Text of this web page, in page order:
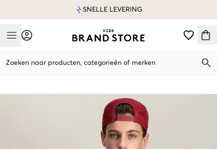
SNELLE LEVERING
Mobile Menu
Zoeken naar producten, categorieën of merken